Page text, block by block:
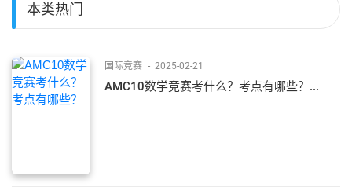
本类热门
国际竞赛 - 2025-02-21
AMC10数学竞赛考什么？考点有哪些？...